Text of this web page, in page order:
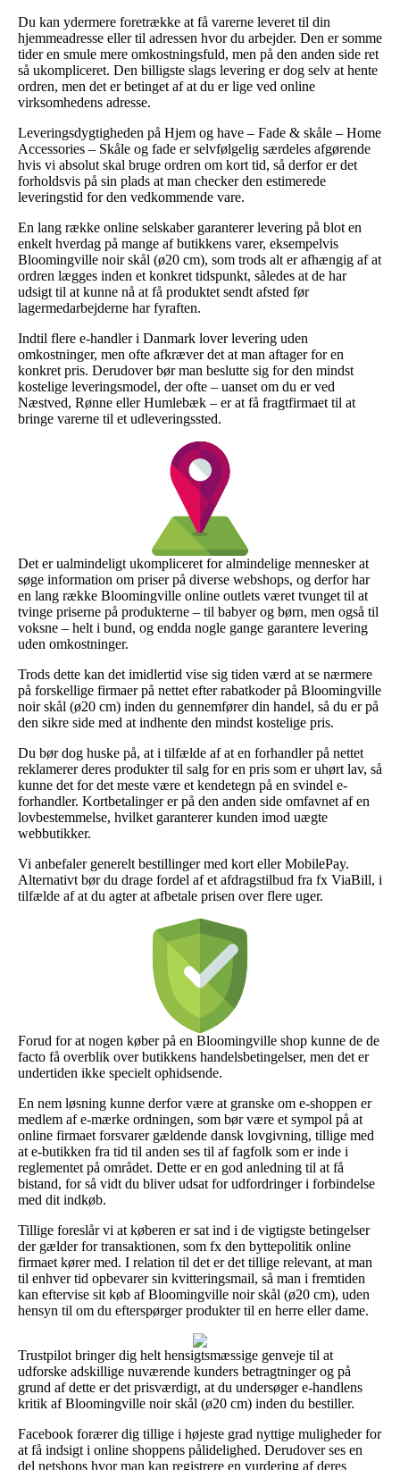
Du kan ydermere foretrække at få varerne leveret til din
hjemmeadresse eller til adressen hvor du arbejder. Den er somme
tider en smule mere omkostningsfuld, men på den anden side ret
så ukompliceret. Den billigste slags levering er dog selv at hente
ordren, men det er betinget af at du er lige ved online
virksomhedens adresse.
Leveringsdygtigheden på Hjem og have – Fade & skåle – Home
Accessories – Skåle og fade er selvfølgelig særdeles afgørende
hvis vi absolut skal bruge ordren om kort tid, så derfor er det
forholdsvis på sin plads at man checker den estimerede
leveringstid for den vedkommende vare.
En lang række online selskaber garanterer levering på blot en
enkelt hverdag på mange af butikkens varer, eksempelvis
Bloomingville noir skål (ø20 cm), som trods alt er afhængig af at
ordren lægges inden et konkret tidspunkt, således at de har
udsigt til at kunne nå at få produktet sendt afsted før
lagermedarbejderne har fyraften.
Indtil flere e-handler i Danmark lover levering uden
omkostninger, men ofte afkræver det at man aftager for en
konkret pris. Derudover bør man beslutte sig for den mindst
kostelige leveringsmodel, der ofte – uanset om du er ved
Næstved, Rønne eller Humlebæk – er at få fragtfirmaet til at
bringe varerne til et udleveringssted.
Det er ualmindeligt ukompliceret for almindelige mennesker at
søge information om priser på diverse webshops, og derfor har
en lang række Bloomingville online outlets været tvunget til at
tvinge priserne på produkterne – til babyer og børn, men også til
voksne – helt i bund, og endda nogle gange garantere levering
uden omkostninger.
Trods dette kan det imidlertid vise sig tiden værd at se nærmere
på forskellige firmaer på nettet efter rabatkoder på Bloomingville
noir skål (ø20 cm) inden du gennemfører din handel, så du er på
den sikre side med at indhente den mindst kostelige pris.
Du bør dog huske på, at i tilfælde af at en forhandler på nettet
reklamerer deres produkter til salg for en pris som er uhørt lav, så
kunne det for det meste være et kendetegn på en svindel e-
forhandler. Kortbetalinger er på den anden side omfavnet af en
lovbestemmelse, hvilket garanterer kunden imod uægte
webbutikker.
Vi anbefaler generelt bestillinger med kort eller MobilePay.
Alternativt bør du drage fordel af et afdragstilbud fra fx ViaBill, i
tilfælde af at du agter at afbetale prisen over flere uger.
Forud for at nogen køber på en Bloomingville shop kunne de de
facto få overblik over butikkens handelsbetingelser, men det er
undertiden ikke specielt ophidsende.
En nem løsning kunne derfor være at granske om e-shoppen er
medlem af e-mærke ordningen, som bør være et sympol på at
online firmaet forsvarer gældende dansk lovgivning, tillige med
at e-butikken fra tid til anden ses til af fagfolk som er inde i
reglementet på området. Dette er en god anledning til at få
bistand, for så vidt du bliver udsat for udfordringer i forbindelse
med dit indkøb.
Tillige foreslår vi at køberen er sat ind i de vigtigste betingelser
der gælder for transaktionen, som fx den byttepolitik online
firmaet kører med. I relation til det er det tillige relevant, at man
til enhver tid opbevarer sin kvitteringsmail, så man i fremtiden
kan eftervise sit køb af Bloomingville noir skål (ø20 cm), uden
hensyn til om du efterspørger produkter til en herre eller dame.
Trustpilot bringer dig helt hensigtsmæssige genveje til at
udforske adskillige nuværende kunders betragtninger og på
grund af dette er det prisværdigt, at du undersøger e-handlens
kritik af Bloomingville noir skål (ø20 cm) inden du bestiller.
Facebook forærer dig tillige i højeste grad nyttige muligheder for
at få indsigt i online shoppens pålidelighed. Derudover ses en
del netshops hvor man kan registrere en vurdering af deres